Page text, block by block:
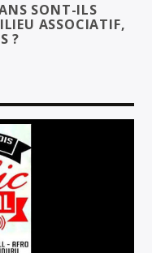
SONT-ILS
ASSOCIATIF,
?